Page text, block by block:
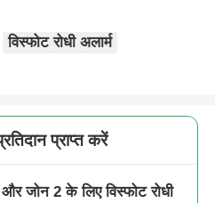
विस्फोट रोधी अलार्म
प्राप्त करें
जोन 2 के लिए विस्फोट रोधी